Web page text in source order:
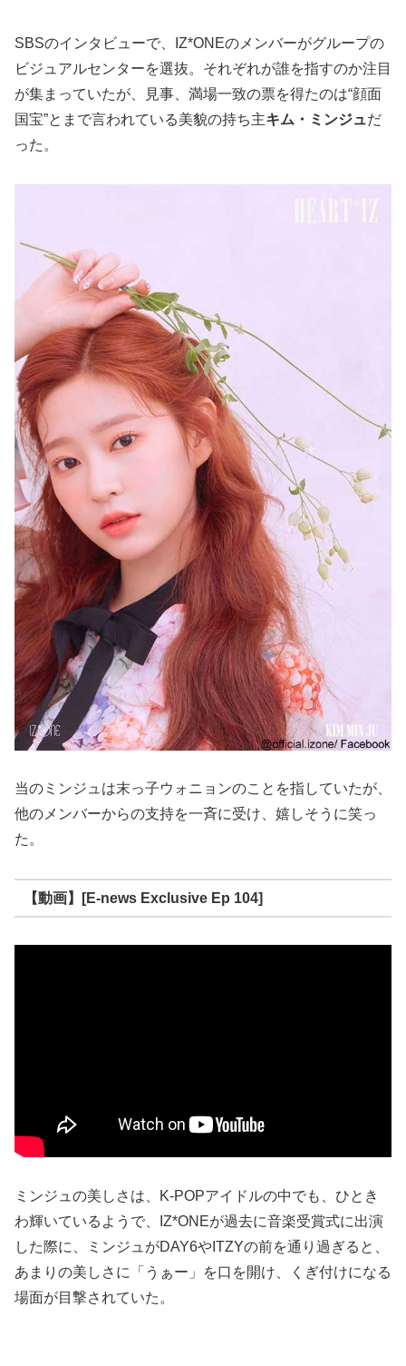
SBSのインタビューで、IZ*ONEのメンバーがグループの
ビジュアルセンターを選抜。それぞれが誰を指すのか注目
が集まっていたが、見事、満場一致の票を得たのは“顔面
国宝”とまで言われている美貌の持ち主キム・ミンジュだ
った。
当のミンジュは末っ子ウォニョンのことを指していたが、
他のメンバーからの支持を一斉に受け、嬉しそうに笑っ
た。
【動画】[E-news Exclusive Ep 104]
ミンジュの美しさは、K-POPアイドルの中でも、ひとき
わ輝いているようで、IZ*ONEが過去に音楽受賞式に出演
した際に、ミンジュがDAY6やITZYの前を通り過ぎると、
あまりの美しさに「うぁー」を口を開け、くぎ付けになる
場面が目撃されていた。